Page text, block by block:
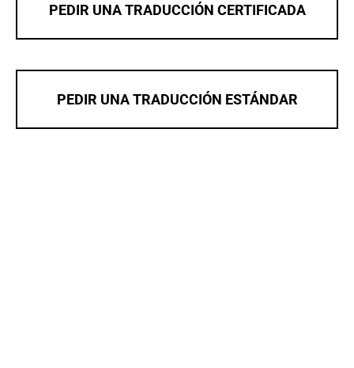
PEDIR UNA TRADUCCIÓN CERTIFICADA
PEDIR UNA TRADUCCIÓN ESTÁNDAR